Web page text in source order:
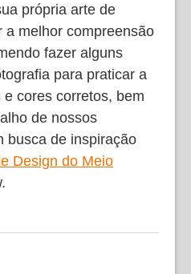
própria arte de
a melhor compreensão
fazer alguns
para praticar a
cores corretos, bem
de nossos
busca de inspiração
Design do Meio